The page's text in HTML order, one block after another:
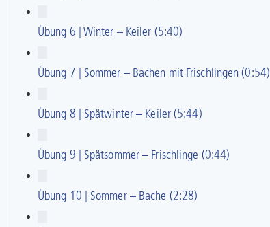
Übung 6 | Winter – Keiler (5:40)
Übung 7 | Sommer – Bachen mit Frischlingen (0:54)
Übung 8 | Spätwinter – Keiler (5:44)
Übung 9 | Spätsommer – Frischlinge (0:44)
Übung 10 | Sommer – Bache (2:28)